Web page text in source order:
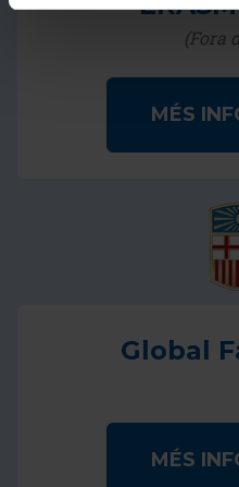
(Fora
MÉS
Global
MÉS